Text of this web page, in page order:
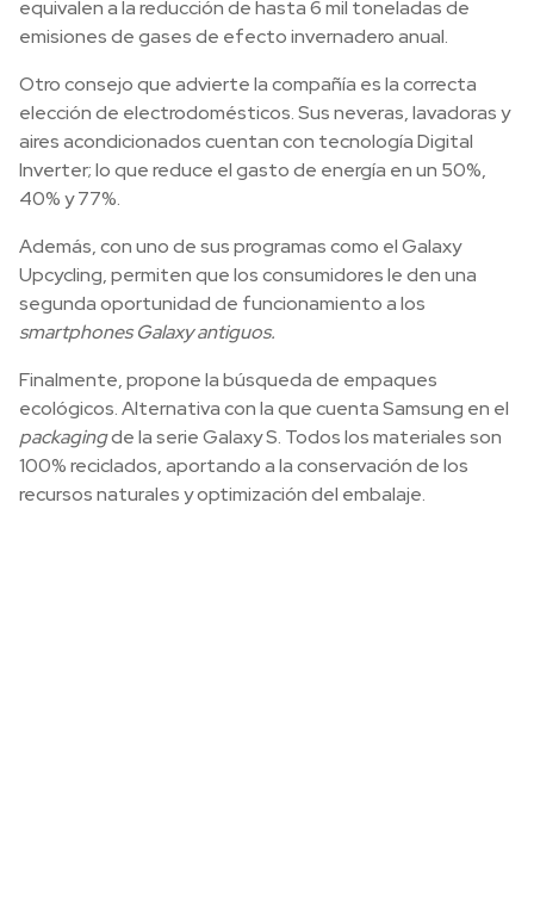
equivalen a la reducción de hasta 6 mil toneladas de
emisiones de gases de efecto invernadero anual.
Otro consejo que advierte la compañía es la correcta
elección de electrodomésticos. Sus neveras, lavadoras y
aires acondicionados cuentan con tecnología Digital
Inverter; lo que reduce el gasto de energía en un 50%,
40% y 77%.
Además, con uno de sus programas como el Galaxy
Upcycling, permiten que los consumidores le den una
segunda oportunidad de funcionamiento a los
smartphones Galaxy antiguos.
Finalmente, propone la búsqueda de empaques
ecológicos. Alternativa con la que cuenta Samsung en el
packagingde la serie Galaxy S. Todos los materiales son
100% reciclados, aportando a la conservación de los
recursos naturales y optimización del embalaje.